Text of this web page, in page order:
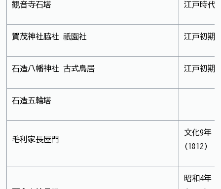
観音寺石塔 江戸時代
賀茂神社脇社 祇園社 江戸初期
石造八幡神社 古式鳥居 江戸初期
石造五輪塔
毛利家長屋門
文化9年
(1812)
昭和4年